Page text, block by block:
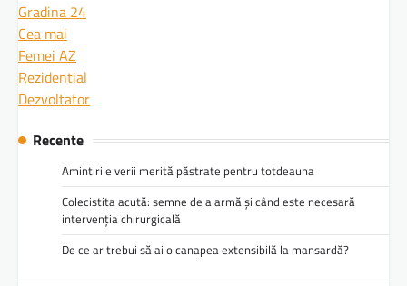
Gradina 24
Cea mai
Femei AZ
Rezidential
Dezvoltator
Recente
Amintirile verii merită păstrate pentru totdeauna
Colecistita acută: semne de alarmă și când este necesară
intervenția chirurgicală
De ce ar trebui să ai o canapea extensibilă la mansardă?